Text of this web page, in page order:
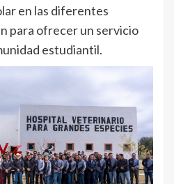
en las diferentes
para ofrecer un servicio
estudiantil.